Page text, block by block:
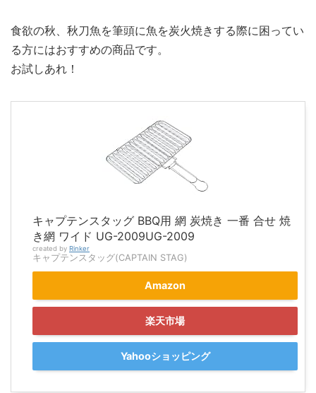
食欲の秋、秋刀魚を筆頭に魚を炭火焼きする際に困ってい
る方にはおすすめの商品です。
お試しあれ！
キャプテンスタッグ BBQ用 網 炭焼き 一番 合せ 焼
き網 ワイド UG-2009UG-2009
created by Rinker
キャプテンスタッグ(CAPTAIN STAG)
Amazon
楽天市場
Yahooショッピング